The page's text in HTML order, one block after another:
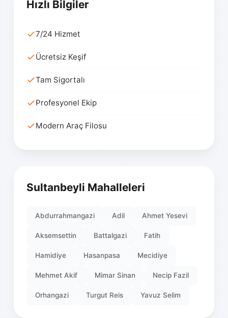
Hızlı Bilgiler
7/24 Hizmet
Ücretsiz Keşif
Tam Sigortalı
Profesyonel Ekip
Modern Araç Filosu
Sultanbeyli Mahalleleri
Abdurrahmangazi Adil Ahmet Yesevi
Aksemsettin Battalgazi Fatih
Hamidiye Hasanpasa Mecidiye
Mehmet Akif Mimar Sinan Necip Fazil
Orhangazi Turgut Reis Yavuz Selim